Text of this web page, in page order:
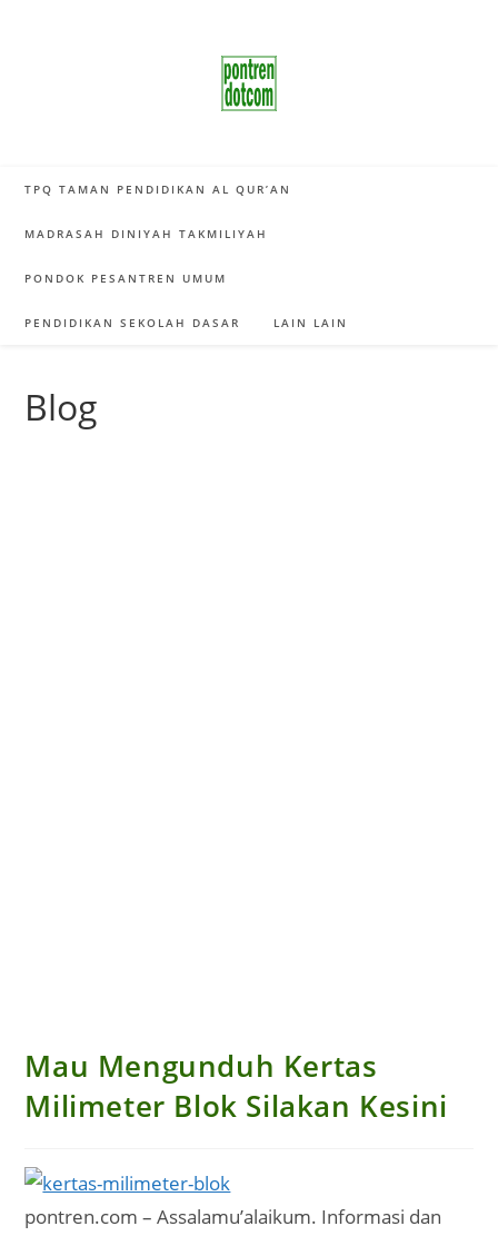
TPQ TAMAN PENDIDIKAN AL QUR’AN
MADRASAH DINIYAH TAKMILIYAH
PONDOK PESANTREN UMUM
PENDIDIKAN SEKOLAH DASAR LAIN LAIN
Blog
Mau Mengunduh Kertas
Milimeter Blok Silakan Kesini
pontren.com – Assalamu’alaikum. Informasi dan